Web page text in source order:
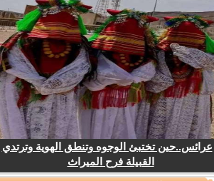
عرائس..حين تختبئ الوجوه وتنطق الهوية وترتدي
القبيلة فرح الميراث